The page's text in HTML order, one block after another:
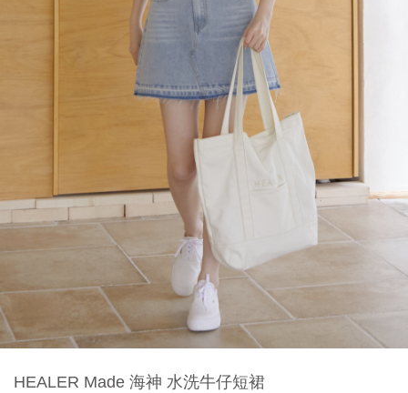
HEALER Made 海神 水洗牛仔短裙